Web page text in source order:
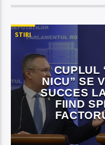
STIRI
CUPLUL
NICU” SE
SUCCES
FIIND